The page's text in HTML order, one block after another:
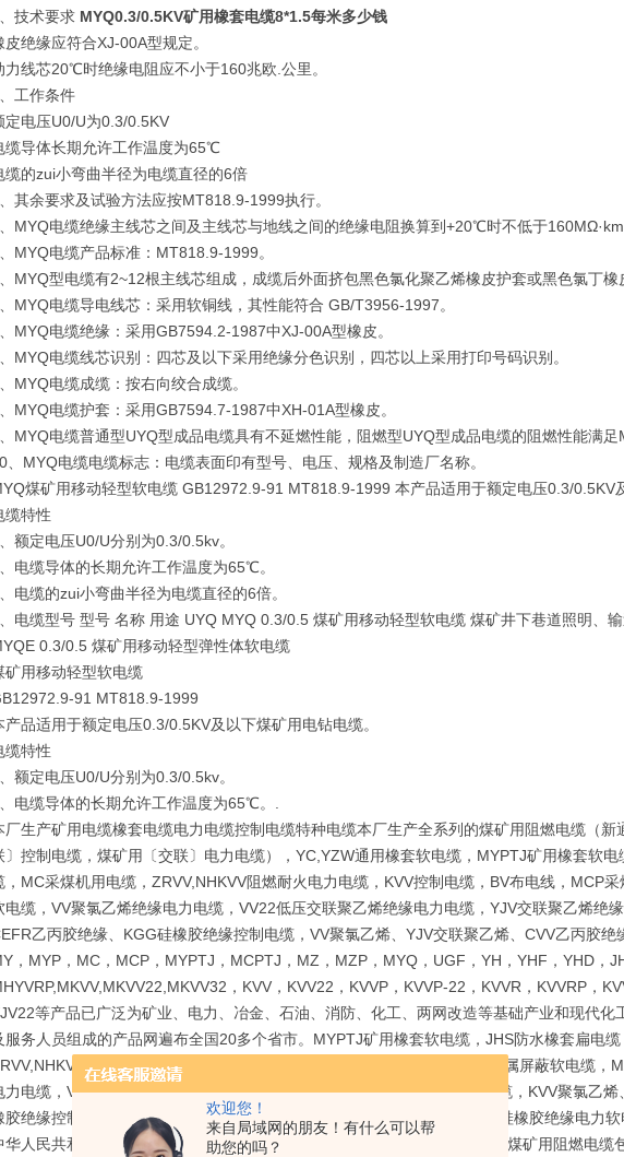
欢迎您！
来自局域网的朋友！有什么可以帮
助您的吗？
技术要求 MYQ0.3/0.5KV矿用橡套电缆8*1.5每米多少钱
皮绝缘应符合XJ-00A型规定。
力线芯20℃时绝缘电阻应不小于160兆欧.公里。
工作条件
定电压U0/U为0.3/0.5KV
缆导体长期允许工作温度为65℃
缆的zui小弯曲半径为电缆直径的6倍
其余要求及试验方法应按MT818.9-1999执行。
MYQ电缆绝缘主线芯之间及主线芯与地线之间的绝缘电阻换算到+20℃时不低于160MΩ·km
MYQ电缆产品标准：MT818.9-1999。
MYQ型电缆有2~12根主线芯组成，成缆后外面挤包黑色氯化聚乙烯橡皮护套或黑色氯丁橡
MYQ电缆导电线芯：采用软铜线，其性能符合 GB/T3956-1997。
MYQ电缆绝缘：采用GB7594.2-1987中XJ-00A型橡皮。
MYQ电缆线芯识别：四芯及以下采用绝缘分色识别，四芯以上采用打印号码识别。
MYQ电缆成缆：按右向绞合成缆。
MYQ电缆护套：采用GB7594.7-1987中XH-01A型橡皮。
MYQ电缆普通型UYQ型成品电缆具有不延燃性能，阻燃型UYQ型成品电缆的阻燃性能满足
、MYQ电缆电缆标志：电缆表面印有型号、电压、规格及制造厂名称。
煤矿用移动轻型软电缆 GB12972.9-91 MT818.9-1999 本产品适用于额定电压0.3/0.5KV
缆特性
额定电压U0/U分别为0.3/0.5kv。
电缆导体的长期允许工作温度为65℃。
电缆的zui小弯曲半径为电缆直径的6倍。
电缆型号 型号 名称 用途 UYQ MYQ 0.3/0.5 煤矿用移动轻型软电缆 煤矿井下巷道照明、
0.3/0.5 煤矿用移动轻型弹性体软电缆
矿用移动轻型软电缆
91 MT818.9-1999
产品适用于额定电压0.3/0.5KV及以下煤矿用电钻电缆。
缆特性
额定电压U0/U分别为0.3/0.5kv。
电缆导体的长期允许工作温度为65℃。.
厂生产矿用电缆橡套电缆电力电缆控制电缆特种电缆本厂生产全系列的煤矿用阻燃电缆（
〕控制电缆，煤矿用〔交联〕电力电缆），YC,YZW通用橡套软电缆，MYPTJ矿用橡套软
，MC采煤机用电缆，ZRVV,NHKVV阻燃耐火电力电缆，KVV控制电缆，BV布电线，MCP
电缆，VV聚氯乙烯绝缘电力电缆，VV22低压交联聚乙烯绝缘电力电缆，YJV交联聚乙烯绝
乙丙胶绝缘、KGG硅橡胶绝缘控制电缆，VV聚氯乙烯、YJV交联聚乙烯、CVV乙丙胶
，MYP，MC，MCP，MYPTJ，MCPTJ，MZ，MZP，MYQ，UGF，YH，YHF，YHD，
，KVV，KVV22，KVVP，KVVP-22，KVVR，KVVRP，
等产品已广泛为矿业、电力、冶金、石油、消防、化工、两网改造等基础产业和现代
服务人员组成的产品网遍布全国20多个省市。MYPTJ矿用橡套软电缆，JHS防水橡套扁电
阻燃耐火电力电缆，KVV控制电缆，BV布电线，MCP采煤机金属屏蔽软电缆，
力电缆，VV22低压交联聚乙烯绝缘电力电缆，YJV交联聚乙烯绝缘电力电缆，KVV聚氯乙
胶绝缘控制电缆，VV聚氯乙烯、YJV交联聚乙烯、CVV乙丙胶绝缘、KGG硅橡胶绝缘电力
华人民共和国煤炭行业标准MT818-1999本标准是国家煤炭工业局发布的。煤矿用阻燃电缆